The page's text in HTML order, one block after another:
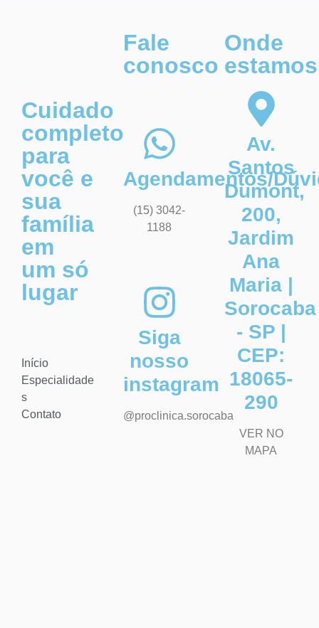
Cuidado
completo
para
você e
sua
família
em
um só
lugar
Início
Especialidade
s
Contato
Fale
conosco
Agendamentos/
(15) 3042-
1188
Siga
nosso
instagram
@proclinica.sorocaba
Onde
Av.
Santos
Dumont,
200,
Jardim
Ana
Maria |
Sorocaba
- SP |
CEP:
18065-
290
VER NO
MAPA